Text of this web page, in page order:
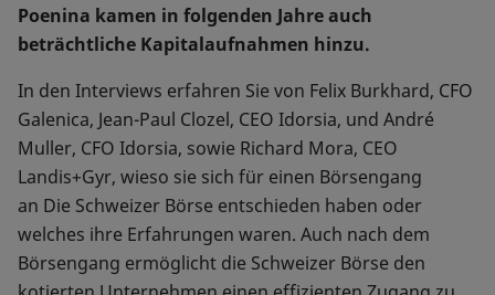
Poenina kamen in folgenden Jahre auch
beträchtliche Kapitalaufnahmen hinzu.
In den Interviews erfahren Sie von Felix Burkhard, CFO
Galenica, Jean-Paul Clozel, CEO Idorsia, und André
Muller, CFO Idorsia, sowie Richard Mora, CEO
Landis+Gyr, wieso sie sich für einen Börsengang
an Die Schweizer Börse entschieden haben oder
welches ihre Erfahrungen waren. Auch nach dem
Börsengang ermöglicht die Schweizer Börse den